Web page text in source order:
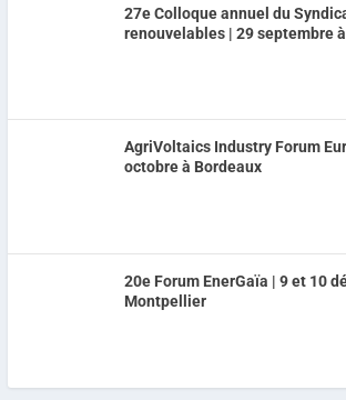
27e Colloque annuel du
renouvelables | 29 septembre
AgriVoltaics Industry Forum
octobre à Bordeaux
20e Forum EnerGaïa | 9 et 10
Montpellier